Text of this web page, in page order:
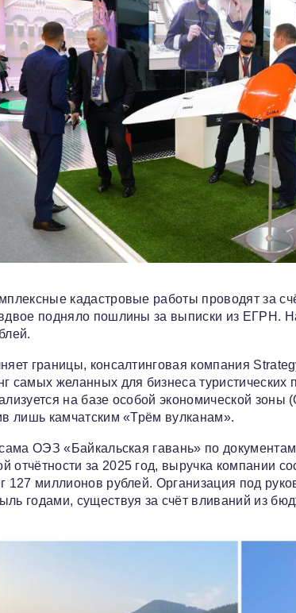
кадастровые работы проводят за
вдвое подняло пошлины за выписки из ЕГРН.
границы, консалтинговая компания
самых желанных для бизнеса
на базе особой экономической
лишь камчатским «Трём вулканам».
ОЭЗ «Байкальская гавань» по
отчётности за 2025 год, выручка компании
127 миллионов рублей. Организация под
годами, существуя за счёт вливаний из